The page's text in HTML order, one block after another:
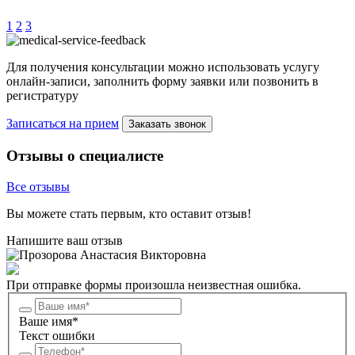
1 2 3
Для получения консультации можно использовать услугу
онлайн-записи, заполнить форму заявки или позвонить в
регистратуру
Записаться на прием Заказать звонок
Отзывы о специалисте
Все отзывы
Вы можете стать первым, кто оставит отзыв!
Напишите ваш отзыв
При отправке формы произошла неизвестная ошибка.
Ваше имя*
Текст ошибки